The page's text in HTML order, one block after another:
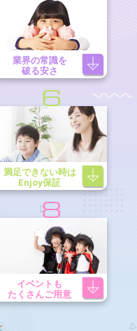
業界の常識を
破る安さ
6
満足できない時は
Enjoy保証
8
イベントも
たくさんご用意